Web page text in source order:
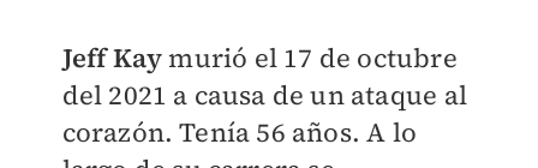
Jeff Kaymurió el 17 de octubre
del 2021 a causa de un ataque al
corazón. Tenía 56 años. A lo